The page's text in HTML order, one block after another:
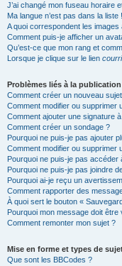
J’ai changé mon fuseau horaire
Ma langue n’est pas dans la liste !
A quoi correspondent les images
Comment puis-je afficher un
Qu’est-ce que mon rang et
Lorsque je clique sur le lien
Problèmes liés à la
Comment créer un nouveau
Comment modifier ou supprimer
Comment ajouter une signature
Comment créer un sondage ?
Pourquoi ne puis-je pas ajouter
Comment modifier ou supprimer
Pourquoi ne puis-je pas accéder
Pourquoi ne puis-je pas joindre
Pourquoi ai-je reçu un
Comment rapporter des
À quoi sert le bouton «
Pourquoi mon message doit être
Comment remonter mon sujet ?
Mise en forme et types de
Que sont les BBCodes ?